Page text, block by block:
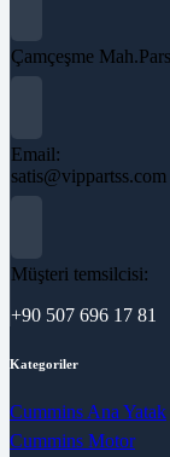
Çamçeşme
Email:
satis@vippartss.com
Müşteri temsilcisi:
+90 507 696 17 81
Kategoriler
Cummins Ana Yatak
Cummins Motor